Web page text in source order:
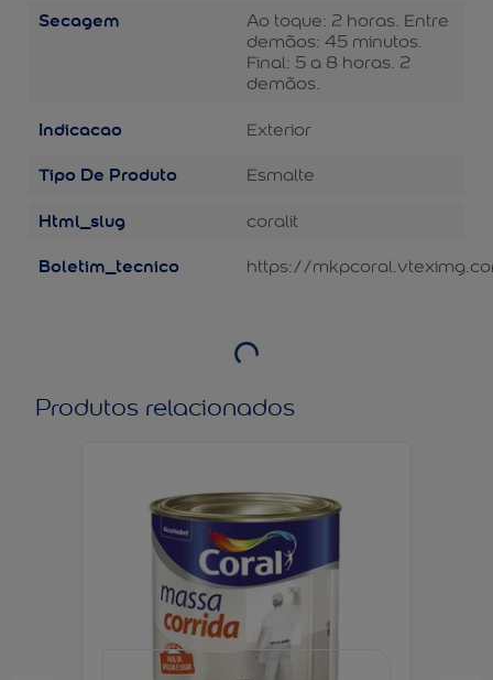
Secagem
Ao toque: 2 horas. Entre
demãos: 45 minutos.
Final: 5 a 8 horas. 2
demãos.
Indicacao Exterior
Tipo De Produto Esmalte
Html_slug coralit
Boletim_tecnico https://
Produtos relacionados